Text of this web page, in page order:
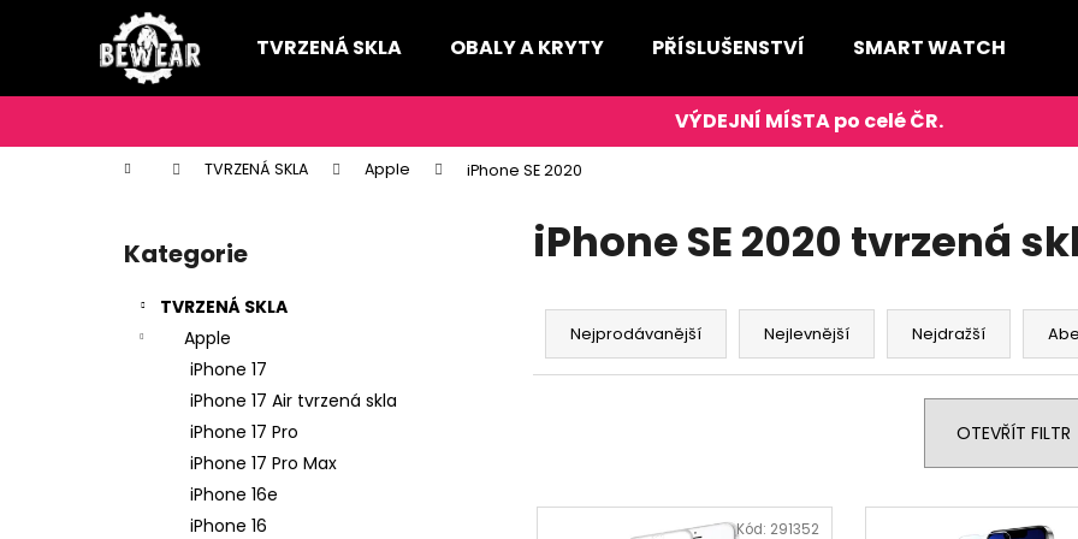
TVRZENÁ SKLA OBALY A KRYTY PŘÍSLUŠENSTVÍ SMART WATCH
Domů TVRZENÁ SKLA Apple iPhone SE 2020
Přeskočit
kategorie
Kategorie
TVRZENÁ SKLA
Apple
iPhone 17
iPhone 17 Air tvrzená skla
iPhone 17 Pro
iPhone 17 Pro Max
iPhone 16e
iPhone 16
iPhone SE 2020 tvrzená
Ř
z
Nejprodávanější Nejlevnější Nejdražší
OTEVŘÍT FILTR
V
Kód: 291352
í
k
Zpět
do
Zpět
do
Co potřebujete najít?
Doporučujeme